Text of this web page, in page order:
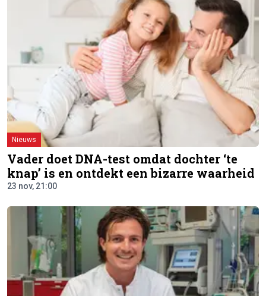
Nieuws
Vader doet DNA-test omdat dochter ‘te
knap’ is en ontdekt een bizarre waarheid
23 nov, 21:00